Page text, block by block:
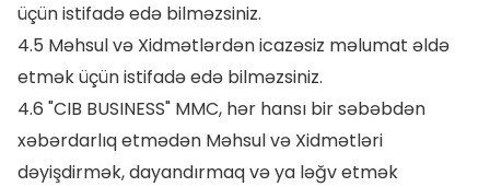
üçün istifadə edə bilməzsiniz.
4.5 Məhsul və Xidmətlərdən icazəsiz məlumat əldə
etmək üçün istifadə edə bilməzsiniz.
4.6 "CIB BUSINESS" MMC, hər hansı bir səbəbdən
xəbərdarlıq etmədən Məhsul və Xidmətləri
dəyişdirmək, dayandırmaq və ya ləğv etmək